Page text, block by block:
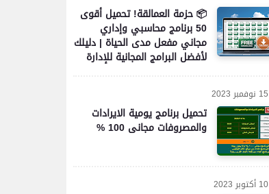
📦 حزمة العمالقة! تحميل أقوى
50 برنامج محاسبي وإداري
مجاني مفعل مدى الحياة | دليلك
لأفضل البرامج المجانية للإدارة
15 نوفمبر 2023
تحميل برنامج يومية الايرادات
والمصروفات مجانى 100 %
10 أكتوبر 2023